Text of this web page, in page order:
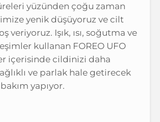
yüzünden çoğu zaman
yenik düşüyoruz ve cilt
veriyoruz. Işık, ısı, soğutma ve
kullanan FOREO UFO
içerisinde cildinizi daha
ve parlak hale getirecek
yapıyor.